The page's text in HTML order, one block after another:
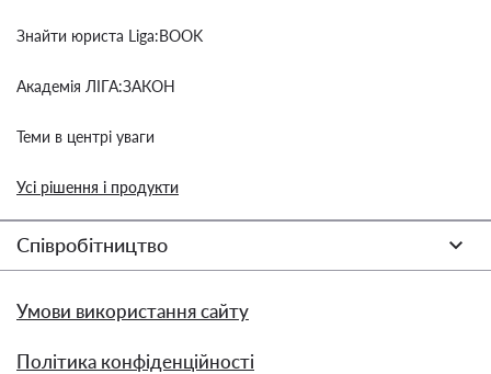
Знайти юриста Liga:BOOK
Академія ЛІГА:ЗАКОН
Теми в центрі уваги
Усі рішення і продукти
Співробітництво
Умови використання сайту
Політика конфіденційності